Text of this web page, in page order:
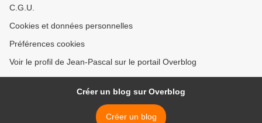
C.G.U.
Cookies et données personnelles
Préférences cookies
Voir le profil de Jean-Pascal sur le portail Overblog
Créer un blog sur Overblog
Créer un blog